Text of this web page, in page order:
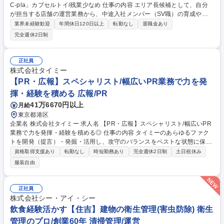
C-pla」カプセルトイ/残業少なめ 仕事の内容 エリア長候補として、自分
が担当する店舗の運営業務から、中途入社メンバー（SV職）の育成や店
舗運営サポートをお任せします。 変更の範囲:当社業務全般 【業務詳
細】・中途入社メンバー（SV職）の育成や店舗運営サポート：入社時研
修実施後、SVとして独り立ちできるようにOJT研修の実施、またそのメン
バーが担当している店舗の運営指導やサポート ・マネジメント：アルバイ
ト社員の育成、シフト管理、採用面接など ・カプセルトイの商品選定 ・
イベント企画（季節、周年など）・商品の在庫管理 ・金銭管理（両替機の
釣銭準備）・収益管理 ・商品配置の検討 募集職種 【名古屋/エリア長候
補】年休123日/「#C-pla」カプセルトイ/残業少なめ
業界未経験歓迎 年間休日120日以上 転勤なし
退職金あり
完全週休2日制
正社員
株式会社タイミー
【PR・広報】スペシャリスト/幅広いPR業務で力を発
揮・経験を積める 広報/PR
月給41万6670円以上
東京都港区
企業名 株式会社タイミー 求人名 【PR・広報】スペシャリスト/幅広いPR
業務で力を発揮・経験を積める◎ 仕事の内容 タイミーのあらゆるファク
トを開発（提言）・発掘・活用し、攻守のバランスをベストな状態に保っ
たアクションによって各ステークホルダーに対して、タイミーの最適な合
意形成を実現していきます。 サービス広報、コーポレート広報、クライシ
ス広報全般お任せします。 【具体的には】■社内にあるファクトの発掘、
PRアイデアの開発■モメンタムに合わせたPRアイデアの立案、実行■プレ
スリリース等の原稿作成・校正・品質管理■メディア担当者との折衝■クラ
イシス対応■社内関係者との打ち合わせ調整や取材対応■インターナルコミ
ュニケーション■レピュテーションリスクの適切なマネジメント 募集職種
【PR・広報】スペシャリスト/幅広いPR業務で力を発揮・経験を積める◎
資格取得支援あり 転勤なし 時短勤務あり 完全週休2日制
土日祝休み
服装自由
正社員
株式会社シー・アイ・シー
飲食経験活かす【住吉】建物の衛生管理(害虫防除) 衛生
管理のプロ/創業60年 清掃管理/運営